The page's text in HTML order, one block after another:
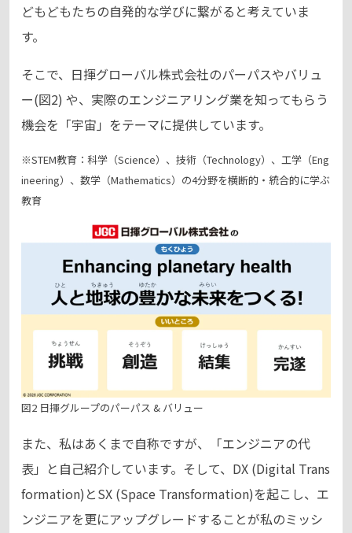
どもどもたちの自発的な学びに繋がると考えていま
す。
そこで、日揮グローバル株式会社のパーパスやバリュ
ー(図2) や、実際のエンジニアリング業を知ってもらう
機会を「宇宙」をテーマに提供しています。
※STEM教育：科学（Science）、技術（Technology）、工学（Eng
ineering）、数学（Mathematics）の4分野を横断的・統合的に学ぶ
教育
図2 日揮グループのパーパス & バリュー
また、私はあくまで自称ですが、「エンジニアの代
表」と自己紹介しています。そして、DX (Digital Trans
formation)とSX (Space Transformation)を起こし、エ
ンジニアを更にアップグレードすることが私のミッシ